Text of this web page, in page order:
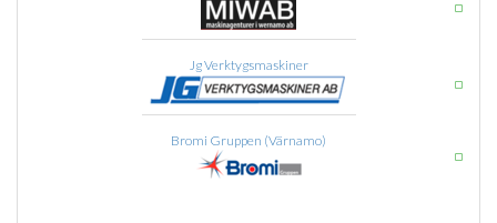
Jg Verktygsmaskiner
Bromi Gruppen (Värnamo)